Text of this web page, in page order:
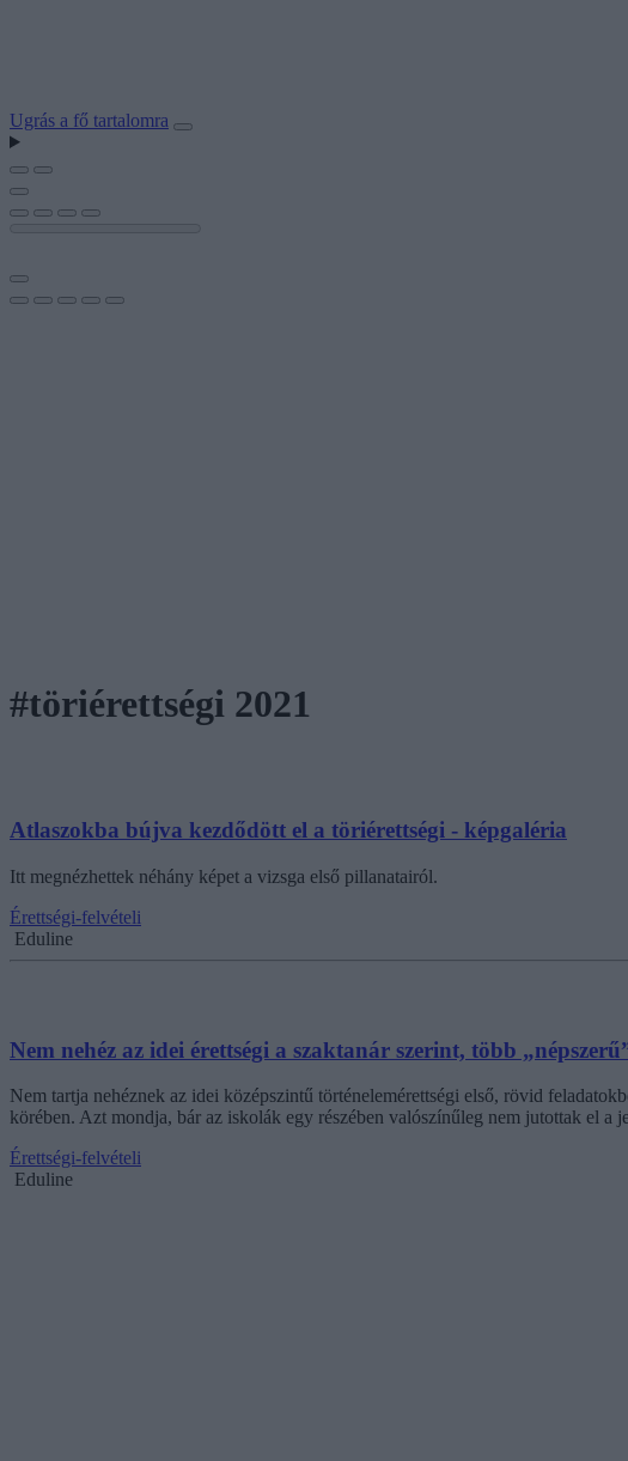
Ugrás a fő tartalomra
#töriérettségi 2021
Atlaszokba bújva kezdődött el a töriérettségi - képgaléria
Itt megnézhettek néhány képet a vizsga első pillanatairól.
Érettségi-felvételi
Eduline
Nem nehéz az idei érettségi a szaktanár szerint, több
Nem tartja nehéznek az idei középszintű történelemérettségi első, rövid
körében. Azt mondja, bár az iskolák egy részében valószínűleg nem jutottak el
Érettségi-felvételi
Eduline